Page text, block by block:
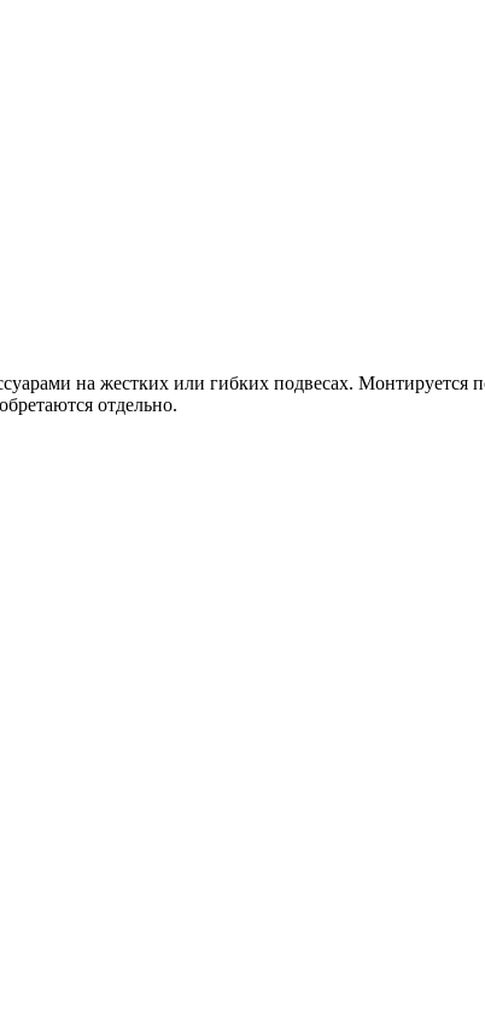
на жестких или гибких подвесах.
отдельно.